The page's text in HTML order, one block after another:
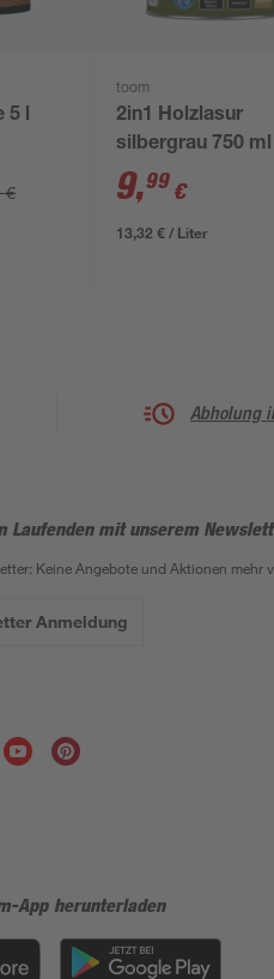
5 l
€
toom
2in1 Holzlasur
silbergrau 750 ml
9,99 €
13,32 € / Liter
Abholung
Laufenden mit unserem
Keine Angebote und Aktionen mehr
Anmeldung
App herunterladen